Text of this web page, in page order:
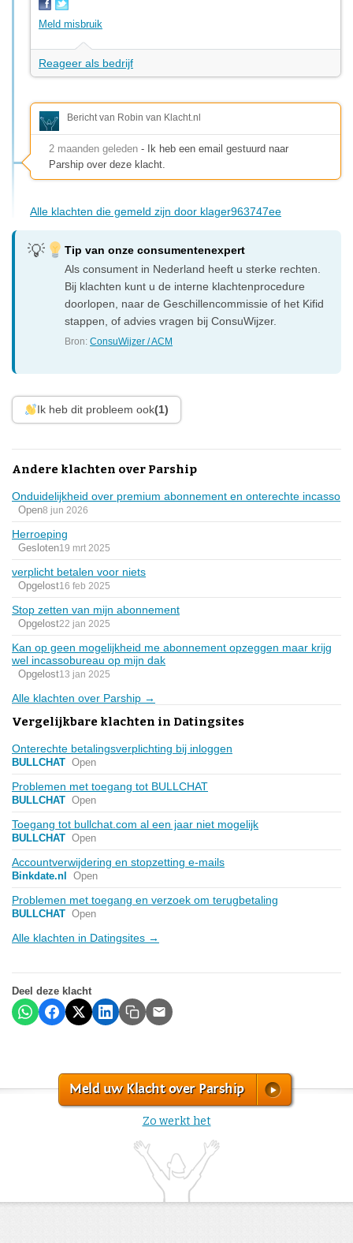
Meld misbruik
Reageer als bedrijf
Bericht van Robin van Klacht.nl
2 maanden geleden - Ik heb een email gestuurd naar
Parship over deze klacht.
Alle klachten die gemeld zijn door klager963747ee
Tip van onze consumentenexpert
Als consument in Nederland heeft u sterke rechten.
Bij klachten kunt u de interne klachtenprocedure
doorlopen, naar de Geschillencommissie of het Kifid
stappen, of advies vragen bij ConsuWijzer.
Bron:ConsuWijzer / ACM
Ik heb dit probleem ook(1)
Andere klachten over Parship
Onduidelijkheid over premium abonnement en onterechte incasso
Open8 jun 2026
Herroeping
Gesloten19 mrt 2025
verplicht betalen voor niets
Opgelost16 feb 2025
Stop zetten van mijn abonnement
Opgelost22 jan 2025
Kan op geen mogelijkheid me abonnement opzeggen maar krijg
wel incassobureau op mijn dak
Opgelost13 jan 2025
Alle klachten over Parship →
Vergelijkbare klachten in Datingsites
Onterechte betalingsverplichting bij inloggen
BULLCHAT Open
Problemen met toegang tot BULLCHAT
BULLCHAT Open
Toegang tot bullchat.com al een jaar niet mogelijk
BULLCHAT Open
Accountverwijdering en stopzetting e-mails
Binkdate.nl Open
Problemen met toegang en verzoek om terugbetaling
BULLCHAT Open
Alle klachten in Datingsites →
Deel deze klacht
Meld uw Klacht over Parship
Zo werkt het